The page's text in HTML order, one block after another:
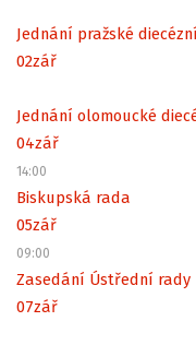
Jednání pražské
02zář
Jednání olomoucké
04zář
14:00
Biskupská rada
05zář
09:00
Zasedání Ústřední rady
07zář